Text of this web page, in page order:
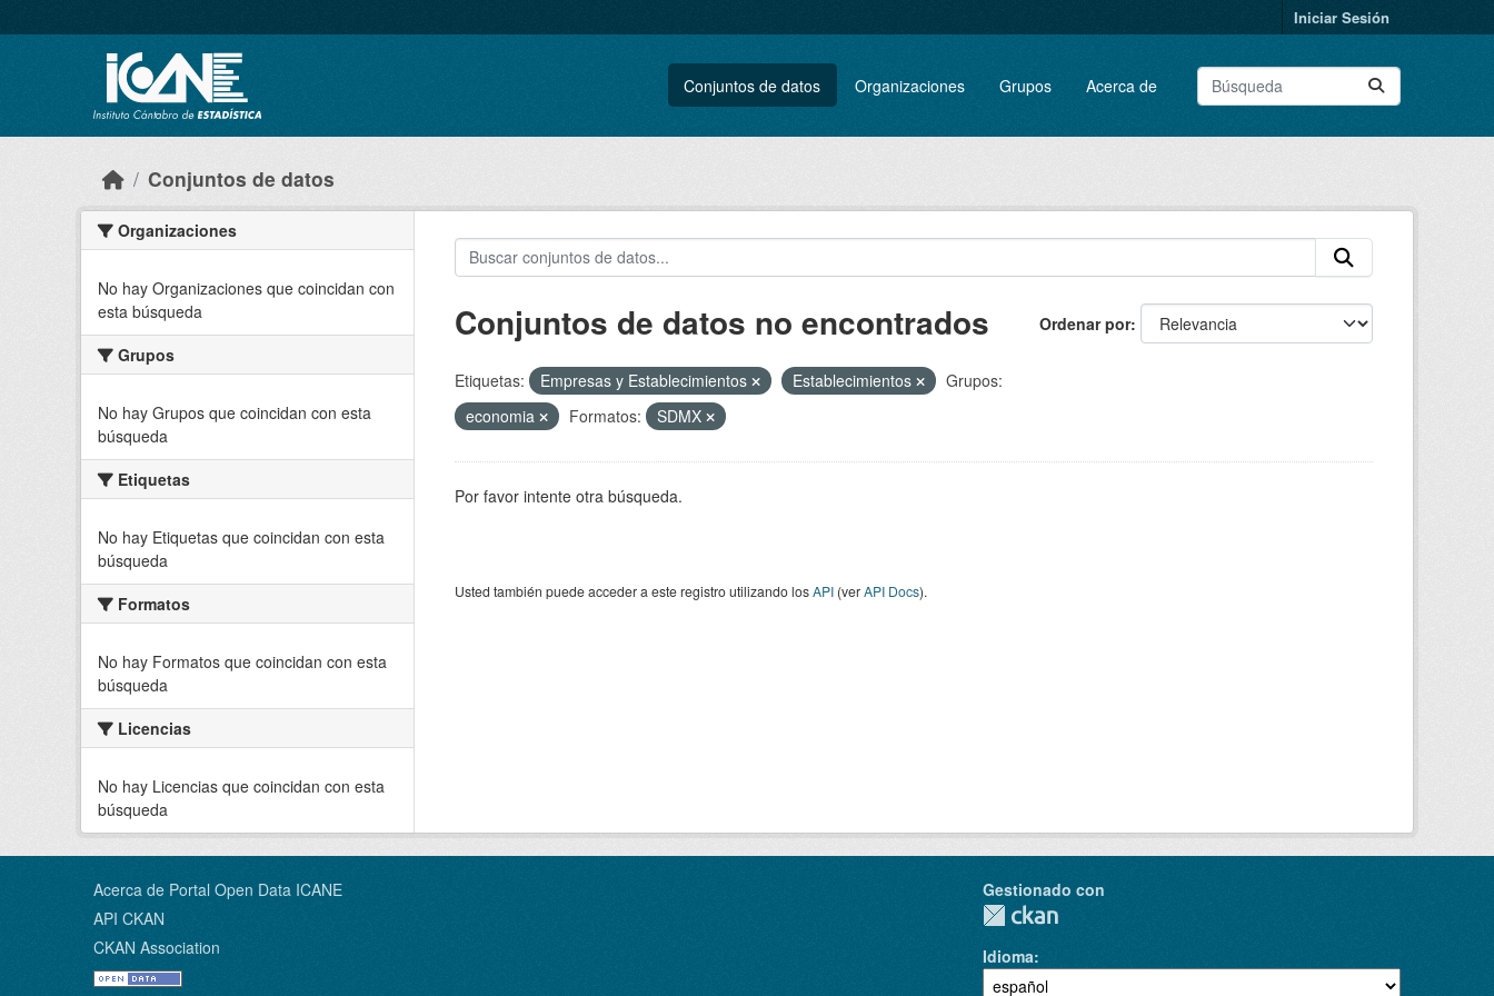
Iniciar Sesión
Conjuntos de datos Organizaciones Grupos Acerca de
Conjuntos de datos
Organizaciones
No hay Organizaciones que coincidan con
esta búsqueda
Grupos
No hay Grupos que coincidan con esta
búsqueda
Etiquetas
No hay Etiquetas que coincidan con esta
búsqueda
Formatos
No hay Formatos que coincidan con esta
búsqueda
Licencias
No hay Licencias que coincidan con esta
búsqueda
Ordenar por
Conjuntos de datos no encontrados
Etiquetas: Empresas y Establecimientos Establecimientos
Grupos:
economia
Formatos: SDMX
Por favor intente otra búsqueda.
Usted también puede acceder a este registro utilizando losAPI(verAPI Docs).
Acerca de Portal Open Data ICANE
API CKAN
CKAN Association
Gestionado con
Idioma